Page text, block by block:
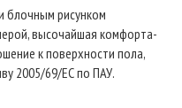
блочным рисунком
высочайшая комфорта-
к поверхности пола,
2005/69/ЕС по ПАУ.